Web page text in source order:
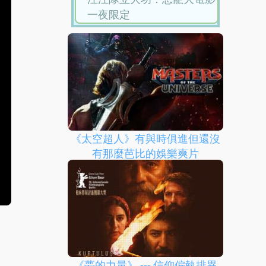
《太空超人》有與時俱進但還沒
有那麼芭比的娛樂爽片